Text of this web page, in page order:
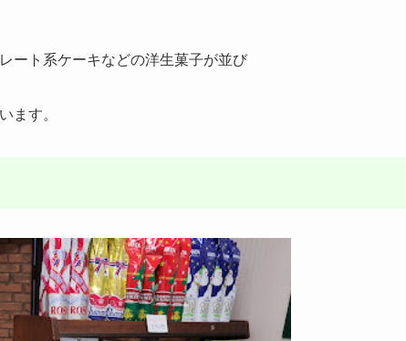
ート系ケーキなどの洋生菓子が並び
ます。